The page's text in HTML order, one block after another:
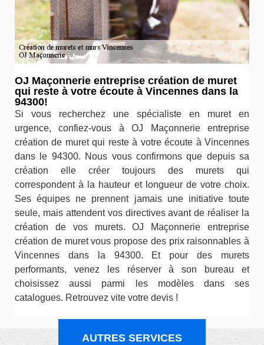
OJ Maçonnerie entreprise création de muret
qui reste à votre écoute à Vincennes dans la
94300!
Si vous recherchez une spécialiste en muret en
urgence, confiez-vous à OJ Maçonnerie entreprise
création de muret qui reste à votre écoute à Vincennes
dans le 94300. Nous vous confirmons que depuis sa
création elle créer toujours des murets qui
correspondent à la hauteur et longueur de votre choix.
Ses équipes ne prennent jamais une initiative toute
seule, mais attendent vos directives avant de réaliser la
création de vos murets. OJ Maçonnerie entreprise
création de muret vous propose des prix raisonnables à
Vincennes dans la 94300. Et pour des murets
performants, venez les réserver à son bureau et
choisissez aussi parmi les modèles dans ses
catalogues. Retrouvez vite votre devis !
AUTRES SERVICES